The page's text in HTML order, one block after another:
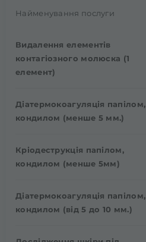
Найменування послуги
Видалення елементів
контагіозного молюска (1
елемент)
Діатермокоагуляція папілом,
кондилом (менше 5 мм.)
Кріодеструкція папілом,
кондилом (менше 5мм)
Діатермокоагуляція папілом,
кондилом (від 5 до 10 мм.)